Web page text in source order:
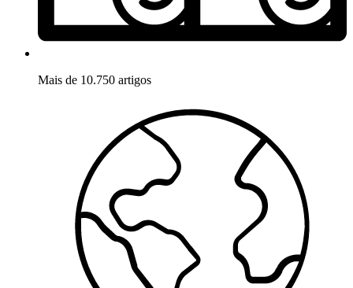
Mais de 10.750 artigos